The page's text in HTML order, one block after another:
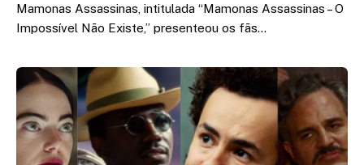
Mamonas Assassinas, intitulada “Mamonas Assassinas – O
Impossível Não Existe,” presenteou os fãs…